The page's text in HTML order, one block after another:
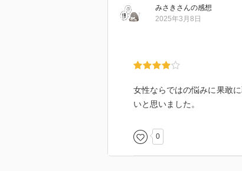
みさき さんの感想
2025年3月8日
女性ならではの悩みに果敢
いと思いました。
0